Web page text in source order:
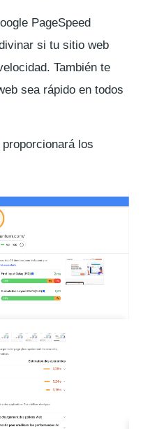
PageSpeed
si tu sitio web
También te
sea rápido en todos
los